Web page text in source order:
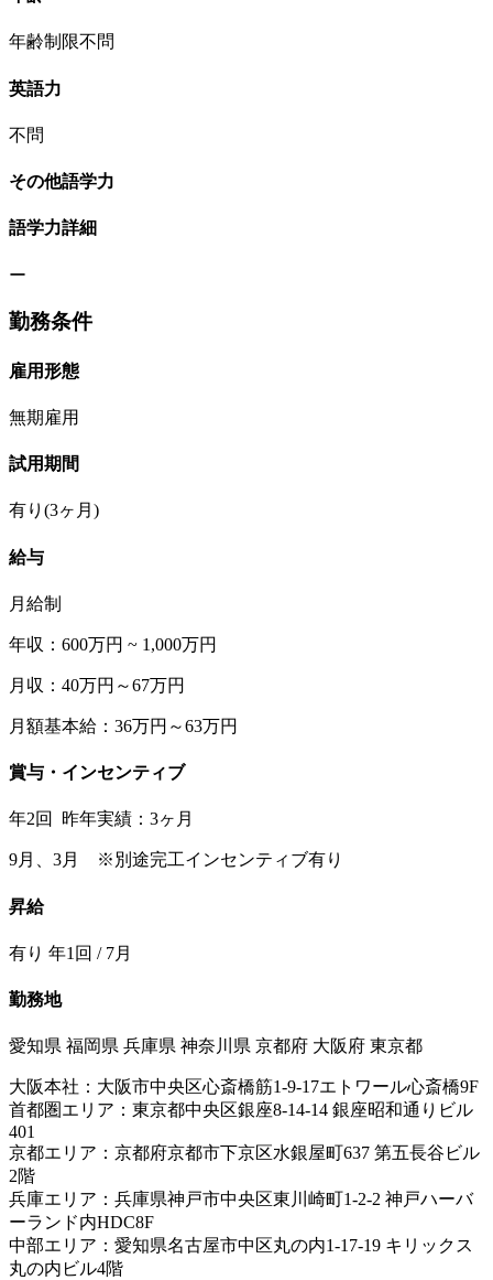
年齢制限不問
英語力
不問
その他語学力
語学力詳細
ー
勤務条件
雇用形態
無期雇用
試用期間
有り(3ヶ月)
給与
月給制
年収：600万円 ~ 1,000万円
月収：40万円～67万円
月額基本給：36万円～63万円
賞与・インセンティブ
年2回 昨年実績：3ヶ月
9月、3月 ※別途完工インセンティブ有り
昇給
有り 年1回 / 7月
勤務地
愛知県 福岡県 兵庫県 神奈川県 京都府 大阪府 東京都
大阪本社：大阪市中央区心斎橋筋1-9-17エトワール心斎橋9F
首都圏エリア：東京都中央区銀座8-14-14 銀座昭和通りビル
401
京都エリア：京都府京都市下京区水銀屋町637 第五長谷ビル
2階
兵庫エリア：兵庫県神戸市中央区東川崎町1-2-2 神戸ハーバ
ーランド内HDC8F
中部エリア：愛知県名古屋市中区丸の内1-17-19 キリックス
丸の内ビル4階